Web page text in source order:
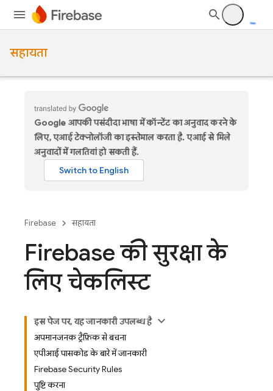
सहायता
Google आपकी पसंदीदा भाषा में कॉन्टेंट का अनुवाद करने के
लिए, एआई टेक्नोलॉजी का इस्तेमाल करता है. एआई से मिले
अनुवादों में गलतियां हो सकती हैं.
Firebase सहायता
Firebase की सुरक्षा के
लिए चेकलिस्ट
इस पेज पर, यह जानकारी उपलब्ध है
अपमानजनक ट्रैफ़िक से बचना
एपीआई पासकोड के बारे में जानकारी
Firebase Security Rules
पुष्टि करना